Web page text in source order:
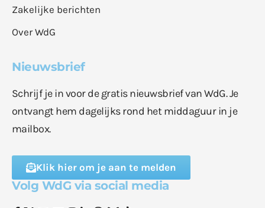
Zakelijke berichten
Over WdG
Nieuwsbrief
Schrijf je in voor de gratis nieuwsbrief van WdG. Je
ontvangt hem dagelijks rond het middaguur in je
mailbox.
Klik hier om je aan te melden
Volg WdG via social media